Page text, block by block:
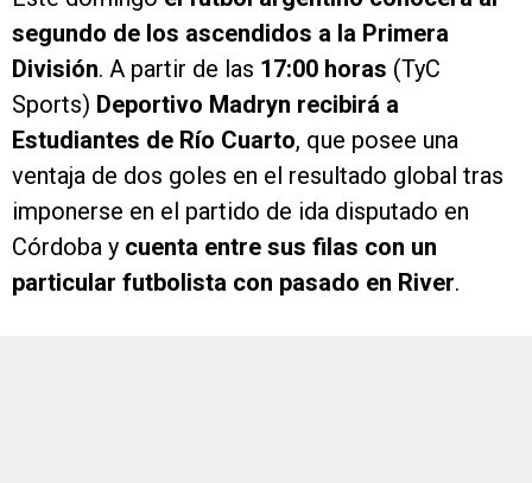
segundo de los ascendidos a la Primera
División. A partir de las 17:00 horas (TyC
Sports) Deportivo Madryn recibirá a
Estudiantes de Río Cuarto, que posee una
ventaja de dos goles en el resultado global tras
imponerse en el partido de ida disputado en
Córdoba y cuenta entre sus filas con un
particular futbolista con pasado en River.